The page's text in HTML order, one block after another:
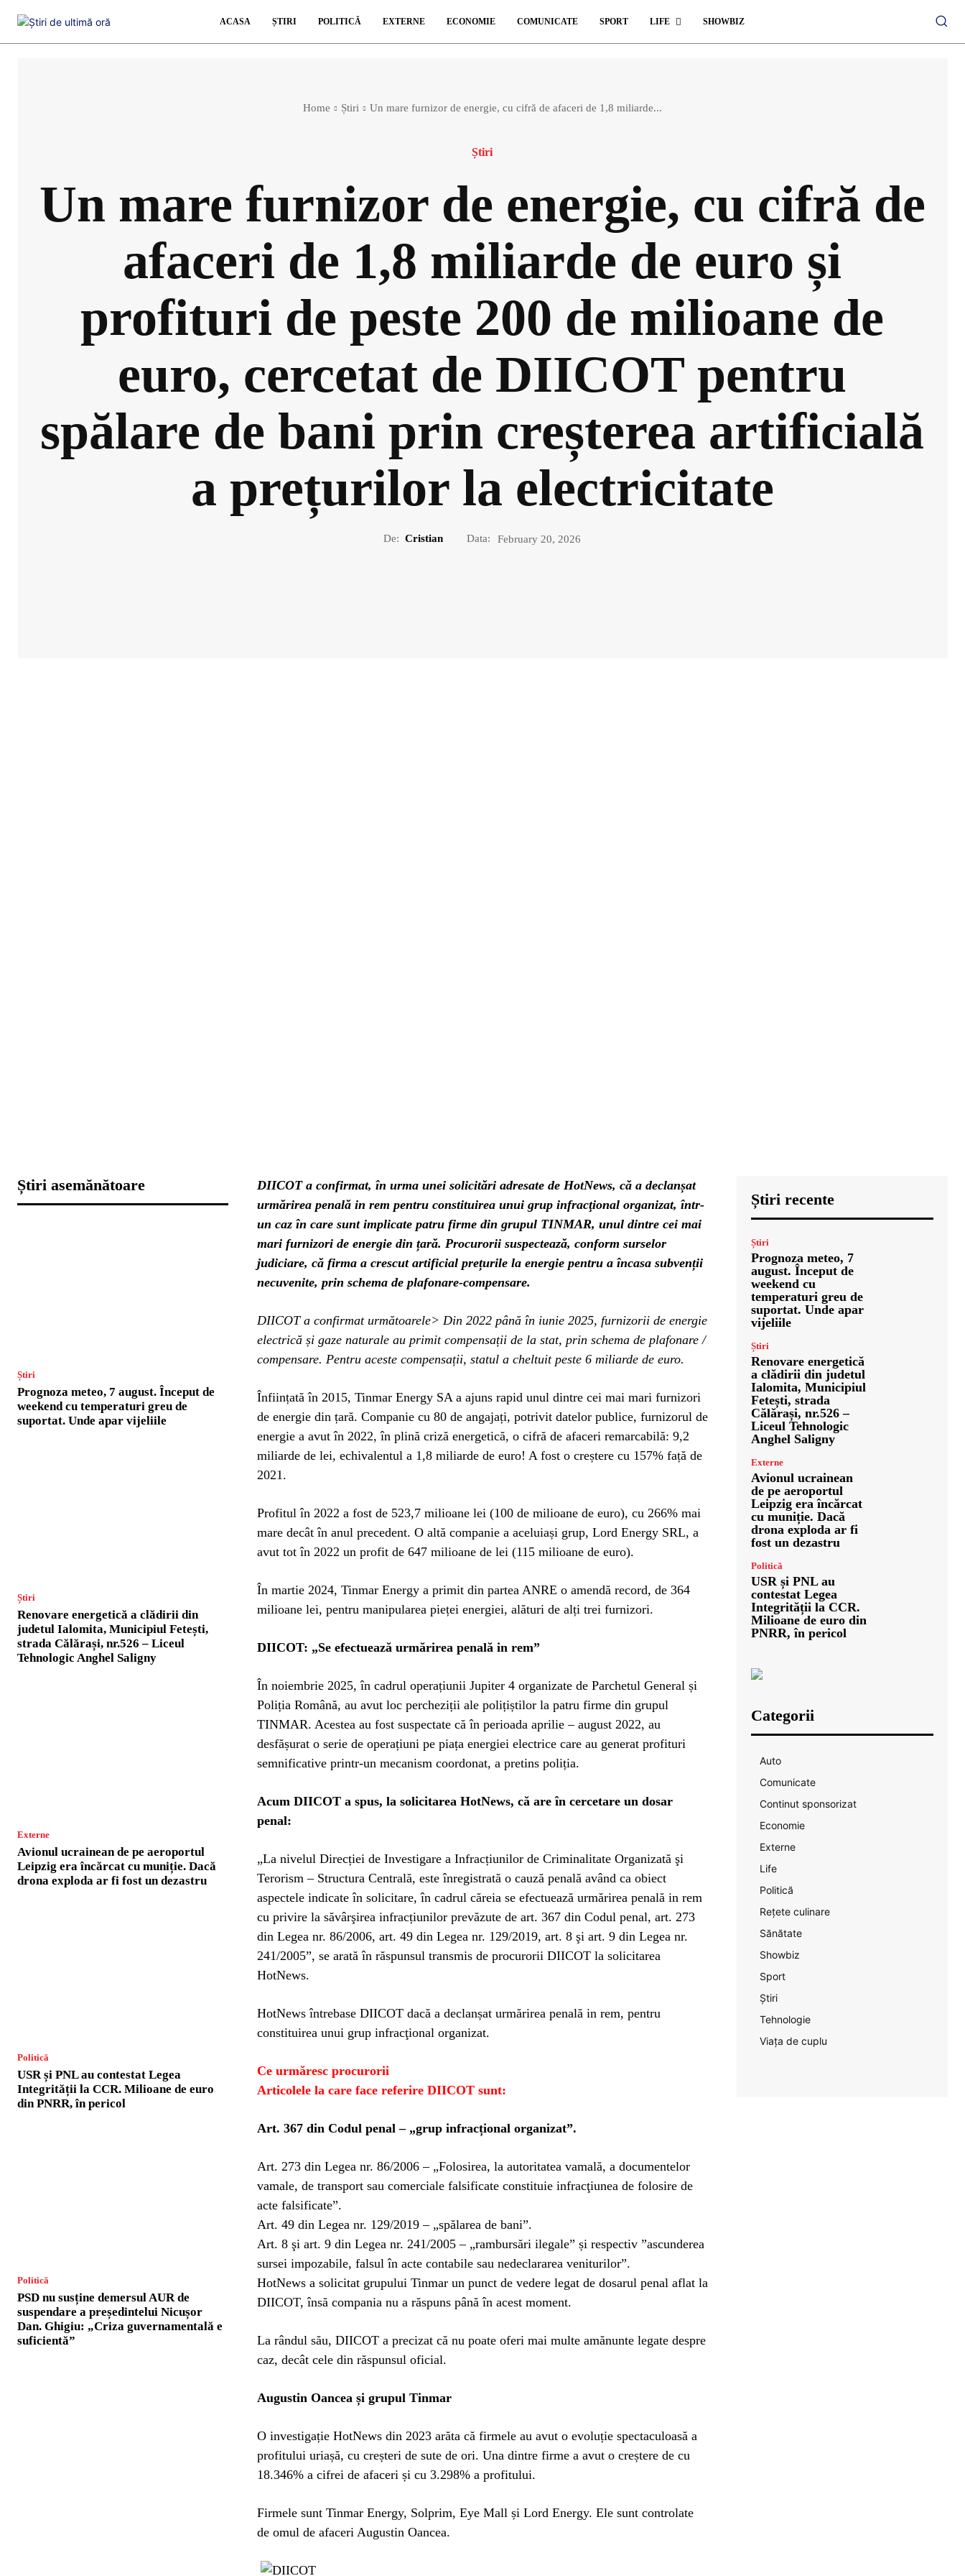
ACASA ȘTIRI POLITICĂ EXTERNE ECONOMIE COMUNICATE SPORT LIFE SHOWBIZ
Home Știri Un mare furnizor de energie, cu cifră de afaceri de 1,8 miliarde...
Știri
Un mare furnizor de energie, cu cifră de
afaceri de 1,8 miliarde de euro și
profituri de peste 200 de milioane de
euro, cercetat de DIICOT pentru
spălare de bani prin creșterea artificială
a prețurilor la electricitate
De: Cristian Data: February 20, 2026
Știri asemănătoare
Știri
Prognoza meteo, 7 august. Început de
weekend cu temperaturi greu de
suportat. Unde apar vijeliile
Știri
Renovare energetică a clădirii din
judetul Ialomita, Municipiul Fetești,
strada Călărași, nr.526 – Liceul
Tehnologic Anghel Saligny
Externe
Avionul ucrainean de pe aeroportul
Leipzig era încărcat cu muniție. Dacă
drona exploda ar fi fost un dezastru
Politică
USR și PNL au contestat Legea
Integrității la CCR. Milioane de euro
din PNRR, în pericol
Politică
PSD nu susține demersul AUR de
suspendare a președintelui Nicușor
Dan. Ghigiu: „Criza guvernamentală e
suficientă”
DIICOT a confirmat, în urma unei solicitări adresate de HotNews, că a declanșat
urmărirea penală in rem pentru constituirea unui grup infracţional organizat, într-
un caz în care sunt implicate patru firme din grupul TINMAR, unul dintre cei mai
mari furnizori de energie din țară. Procurorii suspectează, conform surselor
judiciare, că firma a crescut artificial prețurile la energie pentru a încasa subvenții
necuvenite, prin schema de plafonare-compensare.
DIICOT a confirmat următoarele> Din 2022 până în iunie 2025, furnizorii de energie
electrică și gaze naturale au primit compensații de la stat, prin schema de plafonare /
compensare. Pentru aceste compensații, statul a cheltuit peste 6 miliarde de euro.
Înființată în 2015, Tinmar Energy SA a ajuns rapid unul dintre cei mai mari furnizori
de energie din țară. Companie cu 80 de angajați, potrivit datelor publice, furnizorul de
energie a avut în 2022, în plină criză energetică, o cifră de afaceri remarcabilă: 9,2
miliarde de lei, echivalentul a 1,8 miliarde de euro! A fost o creștere cu 157% față de
2021.
Profitul în 2022 a fost de 523,7 milioane lei (100 de milioane de euro), cu 266% mai
mare decât în anul precedent. O altă companie a aceluiași grup, Lord Energy SRL, a
avut tot în 2022 un profit de 647 milioane de lei (115 milioane de euro).
În martie 2024, Tinmar Energy a primit din partea ANRE o amendă record, de 364
milioane lei, pentru manipularea pieței energiei, alături de alți trei furnizori.
DIICOT: „Se efectuează urmărirea penală in rem”
În noiembrie 2025, în cadrul operațiunii Jupiter 4 organizate de Parchetul General și
Poliția Română, au avut loc percheziții ale polițiștilor la patru firme din grupul
TINMAR. Acestea au fost suspectate că în perioada aprilie – august 2022, au
desfășurat o serie de operațiuni pe piața energiei electrice care au generat profituri
semnificative printr-un mecanism coordonat, a pretins poliția.
Acum DIICOT a spus, la solicitarea HotNews, că are în cercetare un dosar
penal:
„La nivelul Direcției de Investigare a Infracțiunilor de Criminalitate Organizată şi
Terorism – Structura Centrală, este înregistrată o cauză penală având ca obiect
aspectele indicate în solicitare, în cadrul căreia se efectuează urmărirea penală in rem
cu privire la săvârşirea infracțiunilor prevăzute de art. 367 din Codul penal, art. 273
din Legea nr. 86/2006, art. 49 din Legea nr. 129/2019, art. 8 şi art. 9 din Legea nr.
241/2005”, se arată în răspunsul transmis de procurorii DIICOT la solicitarea
HotNews.
HotNews întrebase DIICOT dacă a declanșat urmărirea penală in rem, pentru
constituirea unui grup infracţional organizat.
Ce urmăresc procurorii
Articolele la care face referire DIICOT sunt:
Art. 367 din Codul penal – „grup infracțional organizat”.
Art. 273 din Legea nr. 86/2006 – „Folosirea, la autoritatea vamală, a documentelor
vamale, de transport sau comerciale falsificate constituie infracţiunea de folosire de
acte falsificate”.
Art. 49 din Legea nr. 129/2019 – „spălarea de bani”.
Art. 8 şi art. 9 din Legea nr. 241/2005 – „rambursări ilegale” și respectiv ”ascunderea
sursei impozabile, falsul în acte contabile sau nedeclararea veniturilor”.
HotNews a solicitat grupului Tinmar un punct de vedere legat de dosarul penal aflat la
DIICOT, însă compania nu a răspuns până în acest moment.
La rândul său, DIICOT a precizat că nu poate oferi mai multe amănunte legate despre
caz, decât cele din răspunsul oficial.
Augustin Oancea și grupul Tinmar
O investigație HotNews din 2023 arăta că firmele au avut o evoluție spectaculoasă a
profitului uriașă, cu creșteri de sute de ori. Una dintre firme a avut o creștere de cu
18.346% a cifrei de afaceri și cu 3.298% a profitului.
Firmele sunt Tinmar Energy, Solprim, Eye Mall și Lord Energy. Ele sunt controlate
de omul de afaceri Augustin Oancea.
Știri recente
Știri
Prognoza meteo, 7
august. Început de
weekend cu
temperaturi greu de
suportat. Unde apar
vijeliile
Știri
Renovare energetică
a clădirii din judetul
Ialomita, Municipiul
Fetești, strada
Călărași, nr.526 –
Liceul Tehnologic
Anghel Saligny
Externe
Avionul ucrainean
de pe aeroportul
Leipzig era încărcat
cu muniție. Dacă
drona exploda ar fi
fost un dezastru
Politică
USR și PNL au
contestat Legea
Integrității la CCR.
Milioane de euro din
PNRR, în pericol
Categorii
Auto
Comunicate
Continut sponsorizat
Economie
Externe
Life
Politică
Rețete culinare
Sănătate
Showbiz
Sport
Știri
Tehnologie
Viața de cuplu